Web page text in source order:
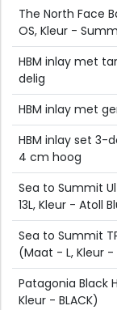
The North Face
OS, Kleur -
HBM inlay met
delig
HBM inlay met
HBM inlay set 3-
4 cm hoog
Sea to Summit
13L, Kleur - Atoll
Sea to Summit
(Maat - L, Kleur -
Patagonia Black
Kleur - BLACK)